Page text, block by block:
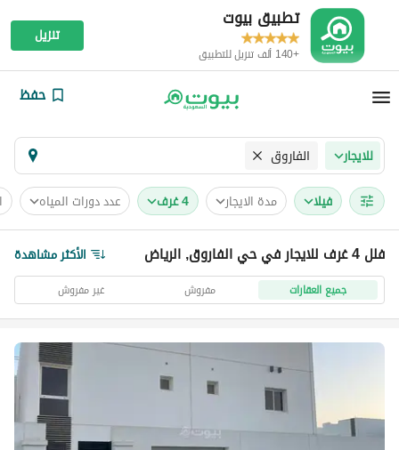
تطبيق بيوت
+140 ألف تنزيل للتطبيق
تنزيل
حفظ
للايجار الفاروق
فیلا مدة الايجار 4 غرف عدد دورات المياه
فلل 4 غرف للايجار في حي الفاروق, الرياض الأكثر مشاهدة
جميع العقارات مفروش غير مفروش